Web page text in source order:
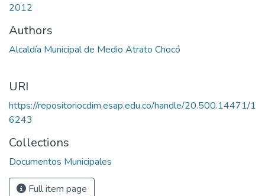
2012
Authors
Alcaldía Municipal de Medio Atrato Chocó
URI
https://repositoriocdim.esap.edu.co/handle/20.500.14471/1
6243
Collections
Documentos Municipales
Full item page